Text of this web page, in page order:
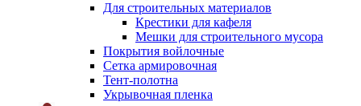
Для строительных материалов
Крестики для кафеля
Мешки для строительного мусора
Покрытия войлочные
Сетка армировочная
Тент-полотна
Укрывочная пленка